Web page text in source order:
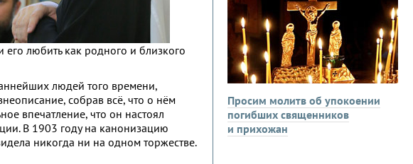
любить как родного и близкого
людей того времени,
собрав всё, что о нём
впечатление, что он настоял
В 1903 году на канонизацию
никогда ни на одном торжестве.
Просим молитв об упокоении
погибших священников
и прихожан